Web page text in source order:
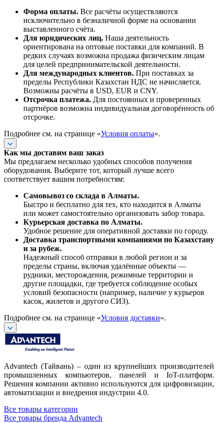
Форма оплаты. Все расчёты осуществляются
исключительно в безналичной форме на основании
выставленного счёта.
Для юридических лиц. Наша деятельность
ориентирована на оптовые поставки для компаний. В
редких случаях возможна продажа физическим лицам
для целей предпринимательской деятельности.
Для международных клиентов. При поставках за
пределы Республики Казахстан НДС не начисляется.
Возможны расчёты в USD, EUR и CNY.
Отсрочка платежа. Для постоянных и проверенных
партнёров возможна индивидуальная договорённость об
отсрочке.
Подробнее см. на странице «Условия оплаты».
Как мы доставим ваш заказ
Мы предлагаем несколько удобных способов получения
оборудования. Выберите тот, который лучше всего
соответствует вашим потребностям:
Самовывоз со склада в Алматы.
Быстро и бесплатно для тех, кто находится в Алматы
или может самостоятельно организовать забор товара.
Курьерская доставка по Алматы.
Удобное решение для оперативной доставки по городу.
Доставка транспортными компаниями по Казахстану
и за рубеж.
Надежный способ отправки в любой регион и за
пределы страны, включая удалённые объекты —
рудники, месторождения, режимные территории и
другие площадки, где требуется соблюдение особых
условий безопасности (например, наличие у курьеров
касок, жилетов и другого СИЗ).
Подробнее см. на странице «Условия доставки».
Advantech (Тайвань) – один из крупнейших производителей
промышленных компьютеров, панелей и IoT-платформ.
Решения компании активно используются для цифровизации,
автоматизации и внедрения индустрии 4.0.
Все товары категории
Все товары бренда Advantech